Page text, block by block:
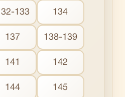
133 134
137 138-139
141 142
144 145